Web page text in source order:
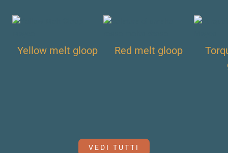
Yellow melt gloop Red melt gloop
VEDI TUTTI